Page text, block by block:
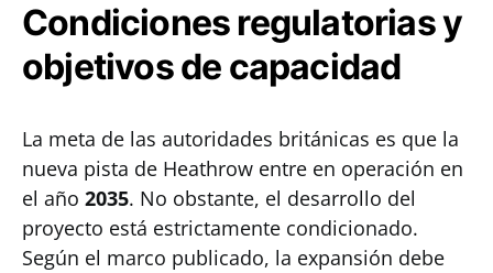
Condiciones regulatorias y
objetivos de capacidad
La meta de las autoridades británicas es que la
nueva pista de Heathrow entre en operación en
el año 2035. No obstante, el desarrollo del
proyecto está estrictamente condicionado.
Según el marco publicado, la expansión debe